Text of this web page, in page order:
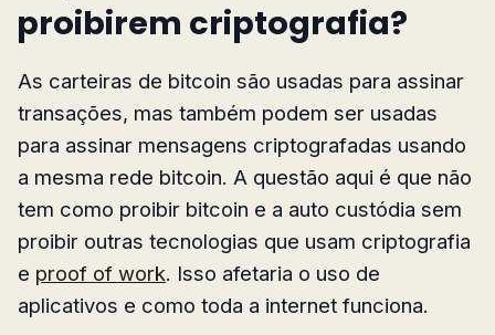
proibirem criptografia?
As carteiras de bitcoin são usadas para assinar
transações, mas também podem ser usadas
para assinar mensagens criptografadas usando
a mesma rede bitcoin. A questão aqui é que não
tem como proibir bitcoin e a auto custódia sem
proibir outras tecnologias que usam criptografia
e proof of work. Isso afetaria o uso de
aplicativos e como toda a internet funciona.